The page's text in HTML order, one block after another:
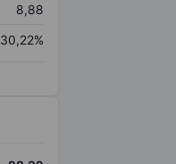
8,88
30,22%